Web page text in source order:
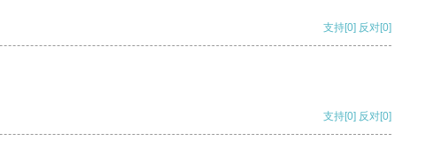
支持[0] 反对[0]
支持[0] 反对[0]